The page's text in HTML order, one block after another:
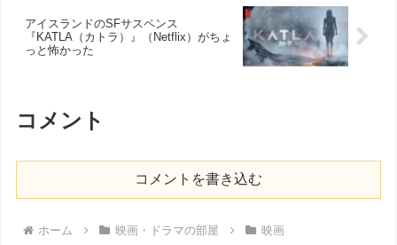
アイスランドのSFサスペンス
『KATLA（カトラ）』（Netflix）がちょ
っと怖かった
コメント
コメントを書き込む
ホーム 映画・ドラマの部屋 映画